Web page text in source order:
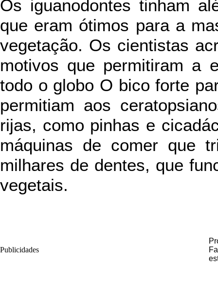
Os iguanodontes tinham
que eram ótimos para a
vegetação. Os cientistas
motivos que permitiram a
todo o globo O bico forte
permitiam aos
rijas, como pinhas e
máquinas de comer que
milhares de dentes, que
vegetais.
Publicidades